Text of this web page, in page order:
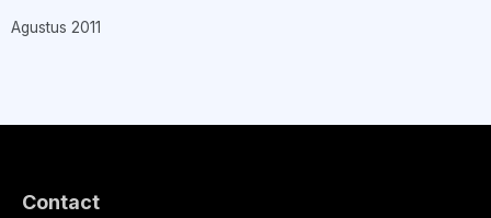
Agustus 2011
Contact